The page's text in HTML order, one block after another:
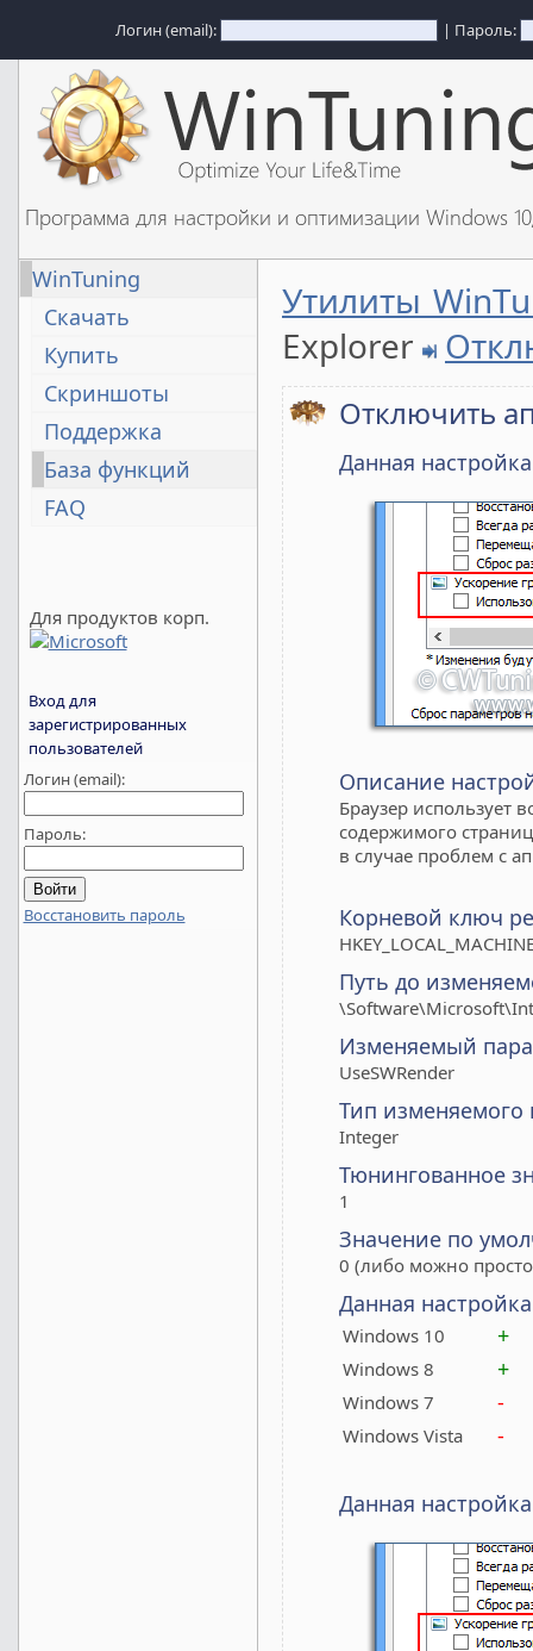
Логин (email): | Пароль:
Программа для настройки и оптимизации Windows
WinTuning
Скачать
Купить
Скриншоты
Поддержка
База функций
FAQ
Для продуктов корп.
Вход для
зарегистрированных
пользователей
Логин (email):
Пароль:
Восстановить пароль
Утилиты
Explorer
Отключить
Данная
Описание
Браузер использует
содержимого
в случае проблем с
Корневой ключ
Путь до
Изменяемый
UseSWRender
Тип изменяемого
Integer
Тюнингованное
1
Значение по
0 (либо можно
Данная
Windows 10 +
Windows 8 +
Windows 7 -
Windows Vista -
Данная